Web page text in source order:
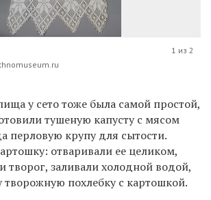
1 из 2
у сето тоже была самой простой,
тушеную капусту с мясом
перловую крупу для сытости.
отваривали ее целиком,
творог, заливали холодной водой,
творожную похлебку с картошкой.